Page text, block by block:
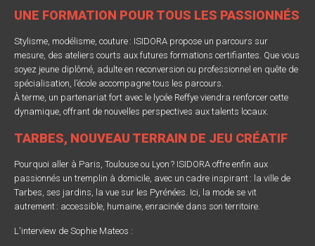
UNE FORMATION POUR TOUS LES PASSIONNÉS
Stylisme, modélisme, couture : ISIDORA propose un parcours sur
mesure, des ateliers courts aux futures formations certifiantes. Que vous
soyez jeune diplômé, adulte en reconversion ou professionnel en quête de
spécialisation, l’école accompagne tous les parcours.
À terme, un partenariat fort avec le lycée Reffye viendra renforcer cette
dynamique, offrant de nouvelles perspectives aux talents locaux.
TARBES, NOUVEAU TERRAIN DE JEU CRÉATIF
Pourquoi aller à Paris, Toulouse ou Lyon ? ISIDORA offre enfin aux
passionnés un tremplin à domicile, avec un cadre inspirant : la ville de
Tarbes, ses jardins, la vue sur les Pyrénées. Ici, la mode se vit
autrement : accessible, humaine, enracinée dans son territoire.
L'interview de Sophie Mateos :